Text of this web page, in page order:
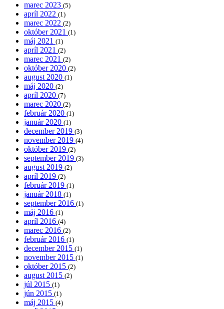
marec 2023 (5)
apríl 2022 (1)
marec 2022 (2)
október 2021 (1)
máj 2021 (1)
apríl 2021 (2)
marec 2021 (2)
október 2020 (2)
august 2020 (1)
máj 2020 (2)
apríl 2020 (7)
marec 2020 (2)
február 2020 (1)
január 2020 (1)
december 2019 (3)
november 2019 (4)
október 2019 (2)
september 2019 (3)
august 2019 (2)
apríl 2019 (2)
február 2019 (1)
január 2018 (1)
september 2016 (1)
máj 2016 (1)
apríl 2016 (4)
marec 2016 (2)
február 2016 (1)
december 2015 (1)
november 2015 (1)
október 2015 (2)
august 2015 (2)
júl 2015 (1)
jún 2015 (1)
máj 2015 (4)